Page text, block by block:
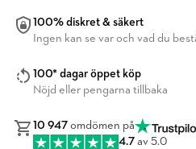
100% diskret & säkert
Ingen kan se var och vad du
100* dagar öppet köp
Nöjd eller pengarna tillbaka
10 947 omdömen på
4.7 av 5.0